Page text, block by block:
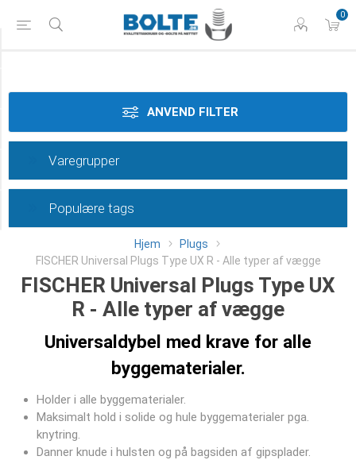
0
Hjem
Plugs
FISCHER Universal Plugs Type UX R - Alle typer af vægge
FISCHER Universal Plugs Type UX
R - Alle typer af vægge
Universaldybel med krave for alle
byggematerialer.
Holder i alle byggematerialer.
Maksimalt hold i solide og hule byggematerialer pga.
knytring.
Danner knude i hulsten og på bagsiden af gipsplader.
ANVEND FILTER
Type
Category
Varegrupper
Populære tags